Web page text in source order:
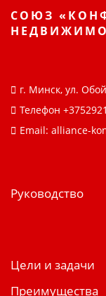
СОЮЗ
г. Минск, ул.
Телефон
Email: alliance-
Руководство
Цели и задачи
Преимущества